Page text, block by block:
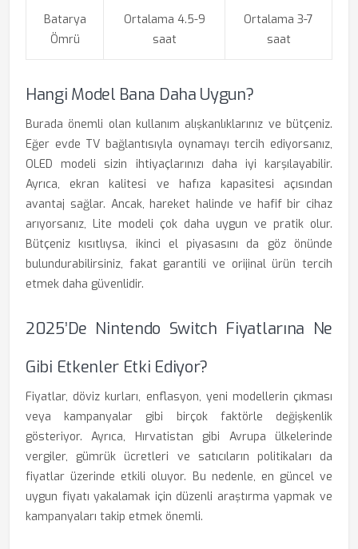
Batarya
Ömrü
Ortalama 4.5-9
saat
Ortalama 3-7
saat
Hangi Model Bana Daha Uygun?
Burada önemli olan kullanım alışkanlıklarınız ve bütçeniz.
Eğer evde TV bağlantısıyla oynamayı tercih ediyorsanız,
OLED modeli sizin ihtiyaçlarınızı daha iyi karşılayabilir.
Ayrıca, ekran kalitesi ve hafıza kapasitesi açısından
avantaj sağlar. Ancak, hareket halinde ve hafif bir cihaz
arıyorsanız, Lite modeli çok daha uygun ve pratik olur.
Bütçeniz kısıtlıysa, ikinci el piyasasını da göz önünde
bulundurabilirsiniz, fakat garantili ve orijinal ürün tercih
etmek daha güvenlidir.
2025’de Nintendo Switch Fiyatlarına Ne
Gibi Etkenler Etki Ediyor?
Fiyatlar, döviz kurları, enflasyon, yeni modellerin çıkması
veya kampanyalar gibi birçok faktörle değişkenlik
gösteriyor. Ayrıca, Hırvatistan gibi Avrupa ülkelerinde
vergiler, gümrük ücretleri ve satıcıların politikaları da
fiyatlar üzerinde etkili oluyor. Bu nedenle, en güncel ve
uygun fiyatı yakalamak için düzenli araştırma yapmak ve
kampanyaları takip etmek önemli.